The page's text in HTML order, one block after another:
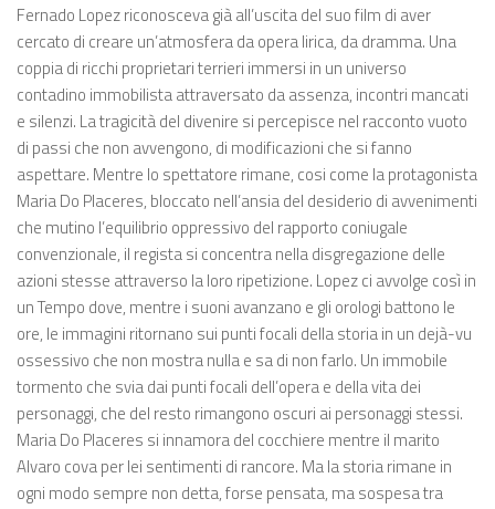
Fernado Lopez riconosceva già all’uscita del suo film di aver
cercato di creare un’atmosfera da opera lirica, da dramma. Una
coppia di ricchi proprietari terrieri immersi in un universo
contadino immobilista attraversato da assenza, incontri mancati
e silenzi. La tragicità del divenire si percepisce nel racconto vuoto
di passi che non avvengono, di modificazioni che si fanno
aspettare. Mentre lo spettatore rimane, cosi come la protagonista
Maria Do Placeres, bloccato nell’ansia del desiderio di avvenimenti
che mutino l’equilibrio oppressivo del rapporto coniugale
convenzionale, il regista si concentra nella disgregazione delle
azioni stesse attraverso la loro ripetizione. Lopez ci avvolge così in
un Tempo dove, mentre i suoni avanzano e gli orologi battono le
ore, le immagini ritornano sui punti focali della storia in un dejà-vu
ossessivo che non mostra nulla e sa di non farlo. Un immobile
tormento che svia dai punti focali dell’opera e della vita dei
personaggi, che del resto rimangono oscuri ai personaggi stessi.
Maria Do Placeres si innamora del cocchiere mentre il marito
Alvaro cova per lei sentimenti di rancore. Ma la storia rimane in
ogni modo sempre non detta, forse pensata, ma sospesa tra